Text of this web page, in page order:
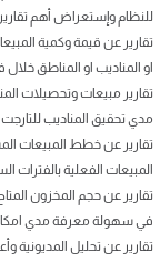
للنظام وإستعراض أهم
تقارير عن قيمة وكمية
او المناديب او المناطق خلال
تقارير مبيعات وتحصيلات
مدي تحقيق المناديب
تقارير عن خطط المبيعات
المبيعات الفعلية بالفترات
تقارير عن حجم المخزون
في سهولة معرفة مدي
تقارير عن تحليل المديونية